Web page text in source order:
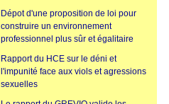
Dépot d'une proposition de loi pour
construire un environnement
professionnel plus sûr et égalitaire
Rapport du HCE sur le déni et
l'impunité face aux viols et agressions
sexuelles